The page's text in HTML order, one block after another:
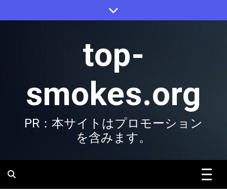
to
top-
smokes.org
PR：本サイトはプロモーション
を含みます。